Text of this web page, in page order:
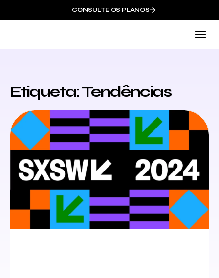
CONSULTE OS PLANOS
Etiqueta: Tendências